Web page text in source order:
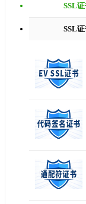
SSL
SSL